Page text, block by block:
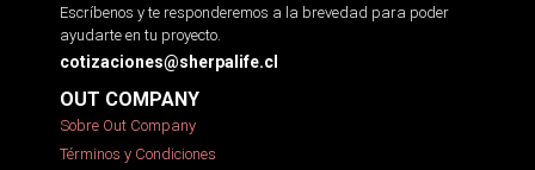
Escríbenos y te responderemos a la brevedad para poder
ayudarte en tu proyecto.
cotizaciones@sherpalife.cl
OUT COMPANY
Sobre Out Company
Términos y Condiciones